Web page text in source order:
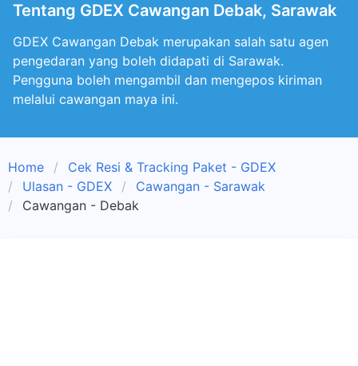
Tentang GDEX Cawangan Debak, Sarawak
GDEX Cawangan Debak merupakan salah satu agen
pengedaran yang boleh didapati di Sarawak.
Pengguna boleh mengambil dan mengepos kiriman
melalui cawangan maya ini.
Home
Cek Resi & Tracking Paket - GDEX
Ulasan - GDEX
Cawangan - Sarawak
Cawangan - Debak